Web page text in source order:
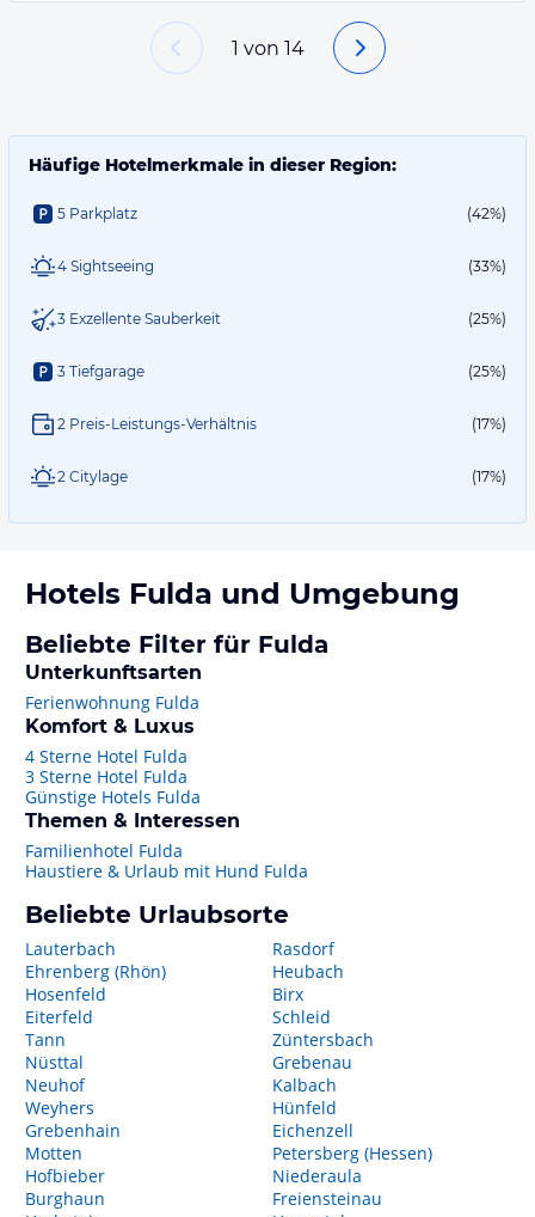
1 von 14
Häufige Hotelmerkmale in dieser Region:
5 Parkplatz (42%)
4 Sightseeing (33%)
3 Exzellente Sauberkeit (25%)
3 Tiefgarage (25%)
2 Preis-Leistungs-Verhältnis (17%)
2 Citylage (17%)
Hotels Fulda und Umgebung
Beliebte Filter für Fulda
Unterkunftsarten
Ferienwohnung Fulda
Komfort & Luxus
4 Sterne Hotel Fulda
3 Sterne Hotel Fulda
Günstige Hotels Fulda
Themen & Interessen
Familienhotel Fulda
Haustiere & Urlaub mit Hund Fulda
Beliebte Urlaubsorte
Lauterbach
Ehrenberg (Rhön)
Hosenfeld
Eiterfeld
Tann
Nüsttal
Neuhof
Weyhers
Grebenhain
Motten
Hofbieber
Burghaun
Rasdorf
Heubach
Birx
Schleid
Züntersbach
Grebenau
Kalbach
Hünfeld
Eichenzell
Petersberg (Hessen)
Niederaula
Freiensteinau